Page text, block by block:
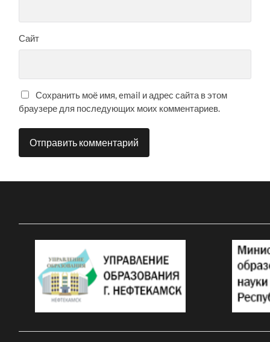
Сайт
Сохранить моё имя, email и адрес сайта в этом
браузере для последующих моих комментариев.